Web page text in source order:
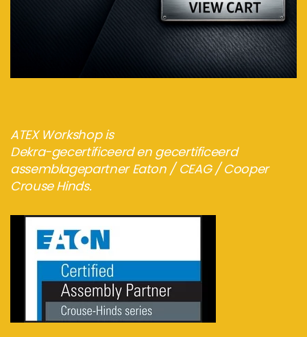
Bezoek de webshop
ATEX Workshop is
Dekra-gecertificeerd en gecertificeerd
assemblagepartner Eaton / CEAG / Cooper
Crouse Hinds.